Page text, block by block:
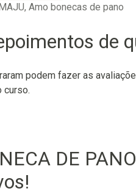
Amo bonecas de pano
de
podem fazer as
curso.
DE